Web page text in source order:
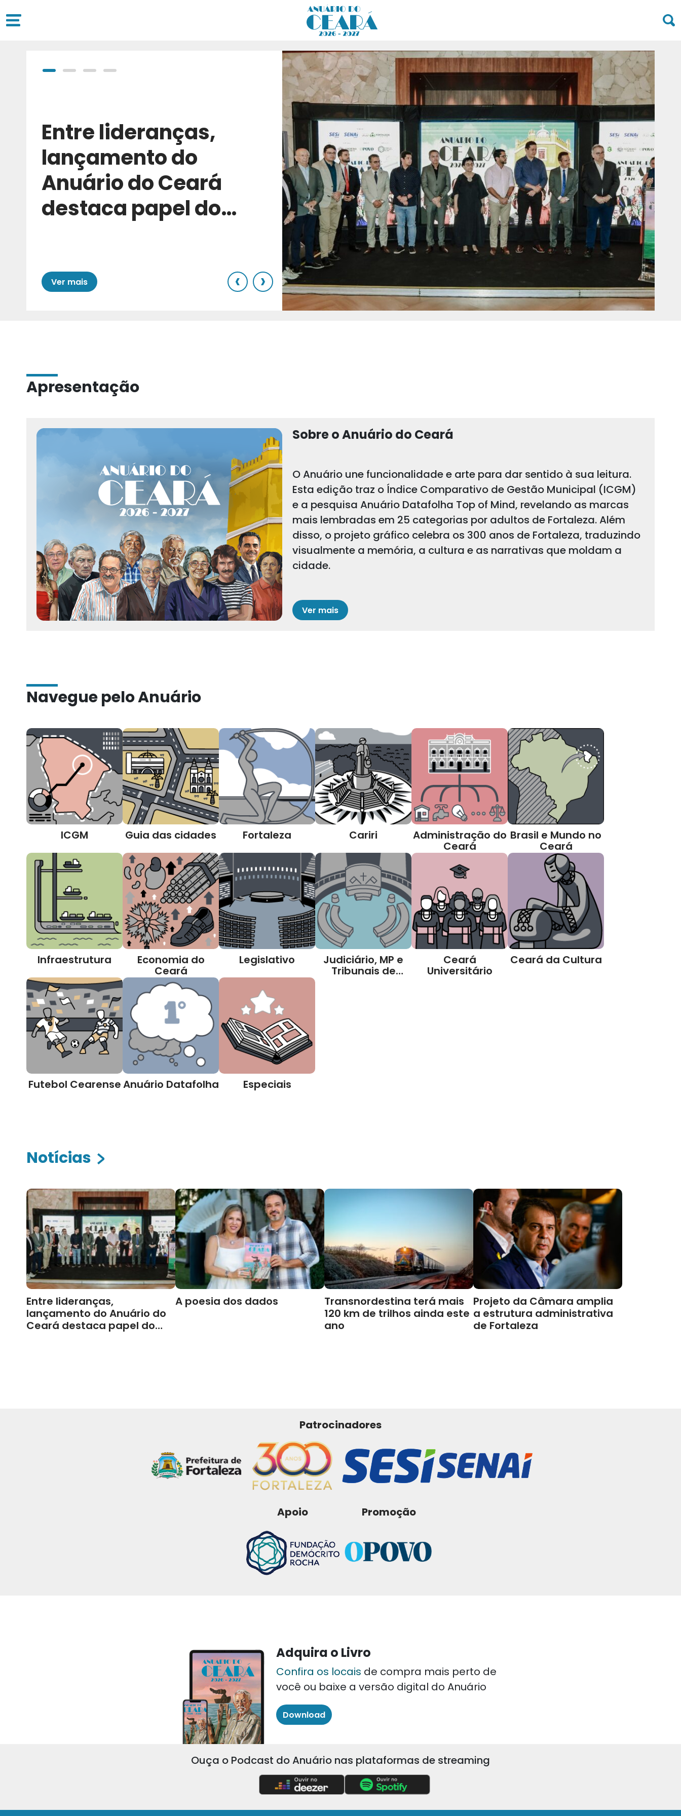
Entre lideranças,
lançamento do
Anuário do Ceará
destaca papel do
Ver mais ‹ ›
Apresentação
Sobre o Anuário do Ceará
O Anuário une funcionalidade e arte para dar sentido à sua leitura.
Esta edição traz o Índice Comparativo de Gestão Municipal (ICGM)
e a pesquisa Anuário Datafolha Top of Mind, revelando as marcas
mais lembradas em 25 categorias por adultos de Fortaleza. Além
disso, o projeto gráfico celebra os 300 anos de Fortaleza, traduzindo
visualmente a memória, a cultura e as narrativas que moldam a
cidade.
Ver mais
Navegue pelo Anuário
ICGM Guia das cidades Fortaleza Cariri Administração do
Ceará
Brasil e Mundo no
Ceará
Infraestrutura Economia do
Ceará
Legislativo Judiciário, MP e
Tribunais de
Ceará
Universitário
Ceará da Cultura
Futebol CearenseAnuário Datafolha Especiais
Notícias
Entre lideranças,
lançamento do Anuário do
Ceará destaca papel do
A poesia dos dados
Transnordestina terá mais
120 km de trilhos ainda este
ano
Projeto da Câmara amplia
a estrutura administrativa
de Fortaleza
Patrocinadores
Apoio Promoção
Adquira o Livro
Confira os locais de compra mais perto de
você ou baixe a versão digital do Anuário
Download
Ouça o Podcast do Anuário nas plataformas de streaming